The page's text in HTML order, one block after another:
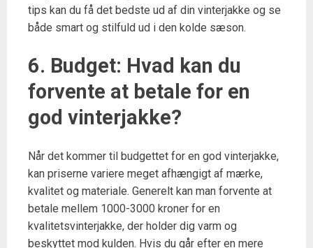
tips kan du få det bedste ud af din vinterjakke og se
både smart og stilfuld ud i den kolde sæson.
6. Budget: Hvad kan du
forvente at betale for en
god vinterjakke?
Når det kommer til budgettet for en god vinterjakke,
kan priserne variere meget afhængigt af mærke,
kvalitet og materiale. Generelt kan man forvente at
betale mellem 1000-3000 kroner for en
kvalitetsvinterjakke, der holder dig varm og
beskyttet mod kulden. Hvis du går efter en mere